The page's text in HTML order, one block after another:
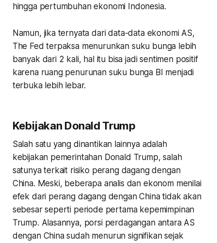
hingga pertumbuhan ekonomi Indonesia.
Namun, jika ternyata dari data-data ekonomi AS,
The Fed terpaksa menurunkan suku bunga lebih
banyak dari 2 kali, hal itu bisa jadi sentimen positif
karena ruang penurunan suku bunga BI menjadi
terbuka lebih lebar.
Kebijakan Donald Trump
Salah satu yang dinantikan lainnya adalah
kebijakan pemerintahan Donald Trump, salah
satunya terkait risiko perang dagang dengan
China. Meski, beberapa analis dan ekonom menilai
efek dari perang dagang dengan China tidak akan
sebesar seperti periode pertama kepemimpinan
Trump. Alasannya, porsi perdagangan antara AS
dengan China sudah menurun signifikan sejak